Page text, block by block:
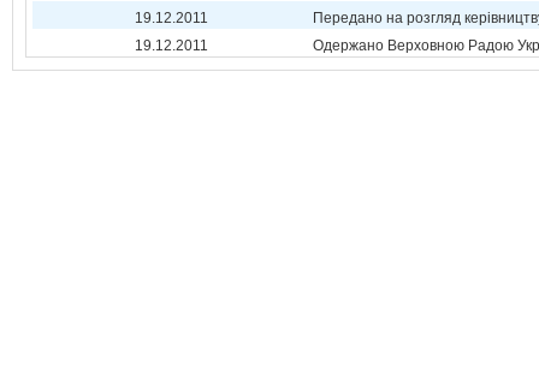
19.12.2011
Передано на розгляд
19.12.2011
Одержано Верховною Радою